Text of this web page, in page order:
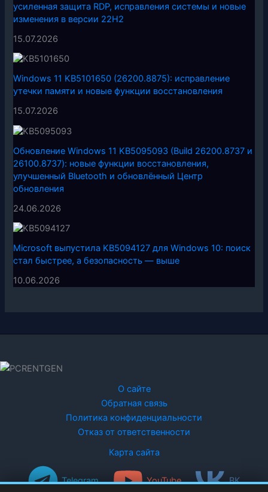
усиленная защита RDP, исправления системы и новые
изменения в версии 22H2
15.07.2026
Windows 11 KB5101650 (26200.8875): исправление
утечки памяти и новые функции восстановления
15.07.2026
Обновление Windows 11 KB5095093 (Build 26200.8737 и
26100.8737): новые функции восстановления,
улучшенный Bluetooth и обновлённый Центр
обновления
24.06.2026
Microsoft выпустила KB5094127 для Windows 10: поиск
стал быстрее, а безопасность — выше
10.06.2026
О сайте
Обратная связь
Политика конфиденциальности
Отказ от ответственности
Карта сайта
Telegram YouTube ВК